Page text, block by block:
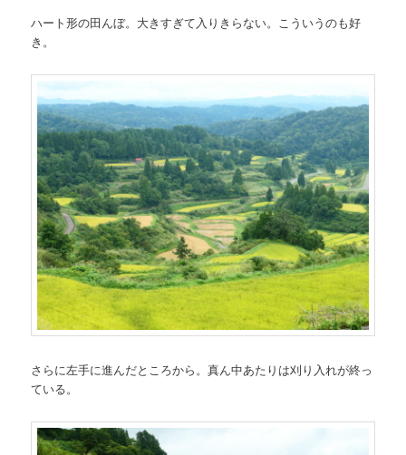
ハート形の田んぼ。大きすぎて入りきらない。こういうのも好
き。
さらに左手に進んだところから。真ん中あたりは刈り入れが終っ
ている。